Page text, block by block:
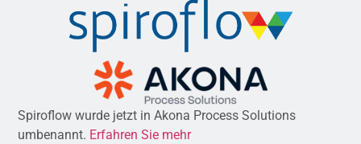
Spiroflow wurde jetzt in Akona Process Solutions
umbenannt. Erfahren Sie mehr